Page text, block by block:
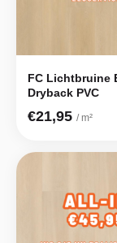
FC Lichtbruine
Dryback PVC
€21,95 / m²